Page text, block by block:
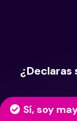
¿Declaras
Sí, soy